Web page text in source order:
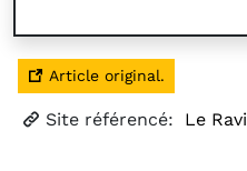
Article original.
Site référencé: Le Ravi